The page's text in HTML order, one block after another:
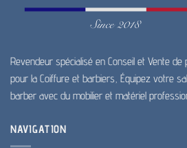
Revendeur spécialisé en Conseil et Vente
pour la Coiffure et barbiers, Équipez votre
barber avec du mobilier et matériel
NAVIGATION